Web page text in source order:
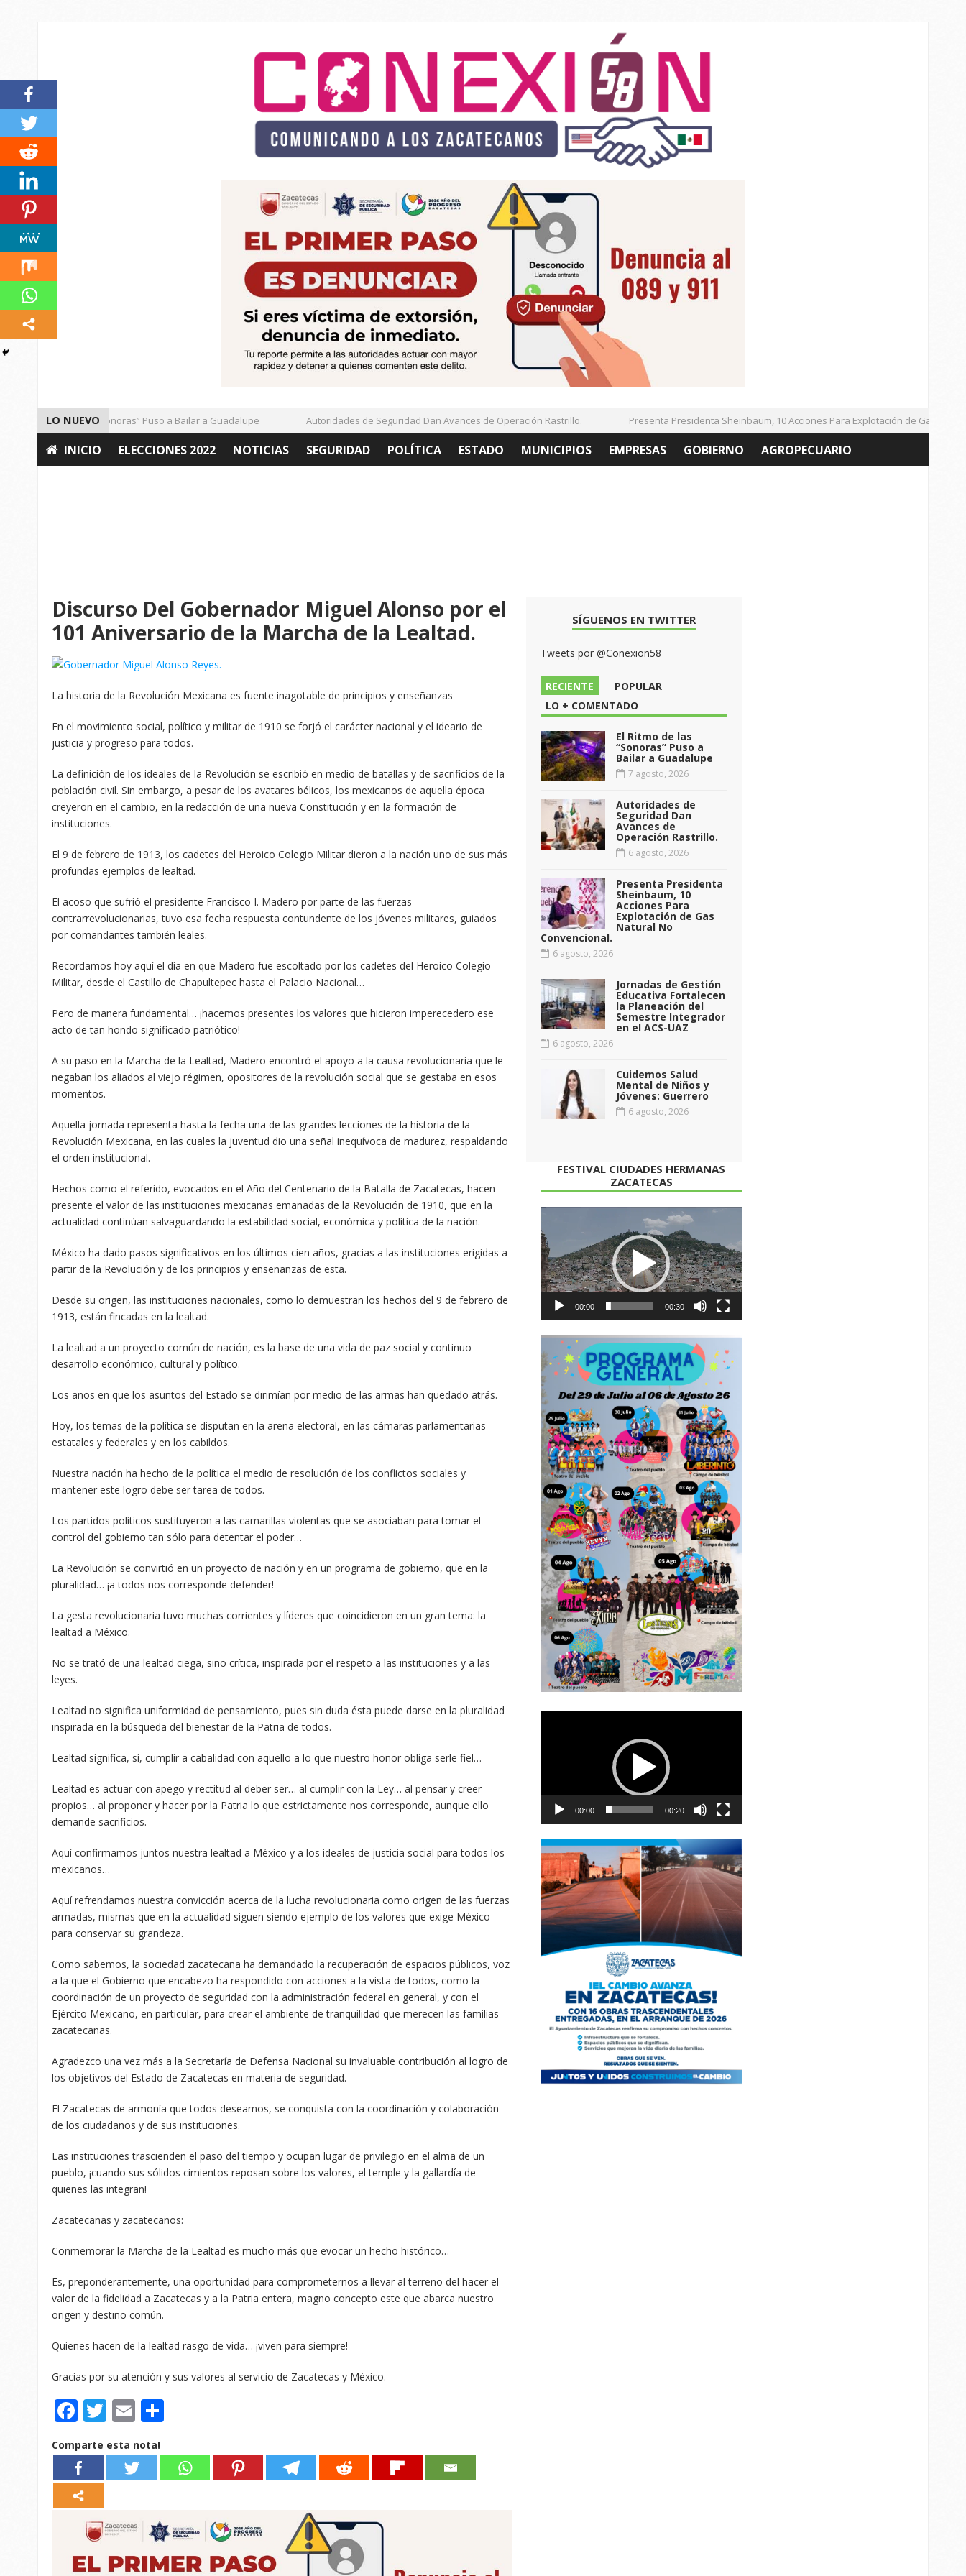
LO NUEVO
El Ritmo de las “Sonoras” Puso a Bailar a Guadalupe Autoridades de Seguridad Dan Avances de Operación Rastrillo. Presenta Presidenta Sheinbaum, 10 Acciones Para Explotación de Gas Natural
INICIO ELECCIONES 2022 NOTICIAS SEGURIDAD POLÍTICA ESTADO MUNICIPIOS EMPRESAS GOBIERNO AGROPECUARIO
Discurso Del Gobernador Miguel Alonso por el
101 Aniversario de la Marcha de la Lealtad.
La historia de la Revolución Mexicana es fuente inagotable de principios y enseñanzas
En el movimiento social, político y militar de 1910 se forjó el carácter nacional y el ideario de
justicia y progreso para todos.
La definición de los ideales de la Revolución se escribió en medio de batallas y de sacrificios de la
población civil. Sin embargo, a pesar de los avatares bélicos, los mexicanos de aquella época
creyeron en el cambio, en la redacción de una nueva Constitución y en la formación de
instituciones.
El 9 de febrero de 1913, los cadetes del Heroico Colegio Militar dieron a la nación uno de sus más
profundas ejemplos de lealtad.
El acoso que sufrió el presidente Francisco I. Madero por parte de las fuerzas
contrarrevolucionarias, tuvo esa fecha respuesta contundente de los jóvenes militares, guiados
por comandantes también leales.
Recordamos hoy aquí el día en que Madero fue escoltado por los cadetes del Heroico Colegio
Militar, desde el Castillo de Chapultepec hasta el Palacio Nacional…
Pero de manera fundamental… ¡hacemos presentes los valores que hicieron imperecedero ese
acto de tan hondo significado patriótico!
A su paso en la Marcha de la Lealtad, Madero encontró el apoyo a la causa revolucionaria que le
negaban los aliados al viejo régimen, opositores de la revolución social que se gestaba en esos
momentos.
Aquella jornada representa hasta la fecha una de las grandes lecciones de la historia de la
Revolución Mexicana, en las cuales la juventud dio una señal inequívoca de madurez, respaldando
el orden institucional.
Hechos como el referido, evocados en el Año del Centenario de la Batalla de Zacatecas, hacen
presente el valor de las instituciones mexicanas emanadas de la Revolución de 1910, que en la
actualidad continúan salvaguardando la estabilidad social, económica y política de la nación.
México ha dado pasos significativos en los últimos cien años, gracias a las instituciones erigidas a
partir de la Revolución y de los principios y enseñanzas de esta.
Desde su origen, las instituciones nacionales, como lo demuestran los hechos del 9 de febrero de
1913, están fincadas en la lealtad.
La lealtad a un proyecto común de nación, es la base de una vida de paz social y continuo
desarrollo económico, cultural y político.
Los años en que los asuntos del Estado se dirimían por medio de las armas han quedado atrás.
Hoy, los temas de la política se disputan en la arena electoral, en las cámaras parlamentarias
estatales y federales y en los cabildos.
Nuestra nación ha hecho de la política el medio de resolución de los conflictos sociales y
mantener este logro debe ser tarea de todos.
Los partidos políticos sustituyeron a las camarillas violentas que se asociaban para tomar el
control del gobierno tan sólo para detentar el poder…
La Revolución se convirtió en un proyecto de nación y en un programa de gobierno, que en la
pluralidad… ¡a todos nos corresponde defender!
La gesta revolucionaria tuvo muchas corrientes y líderes que coincidieron en un gran tema: la
lealtad a México.
No se trató de una lealtad ciega, sino crítica, inspirada por el respeto a las instituciones y a las
leyes.
Lealtad no significa uniformidad de pensamiento, pues sin duda ésta puede darse en la pluralidad
inspirada en la búsqueda del bienestar de la Patria de todos.
Lealtad significa, sí, cumplir a cabalidad con aquello a lo que nuestro honor obliga serle fiel…
Lealtad es actuar con apego y rectitud al deber ser… al cumplir con la Ley… al pensar y creer
propios… al proponer y hacer por la Patria lo que estrictamente nos corresponde, aunque ello
demande sacrificios.
Aquí confirmamos juntos nuestra lealtad a México y a los ideales de justicia social para todos los
mexicanos…
Aquí refrendamos nuestra convicción acerca de la lucha revolucionaria como origen de las fuerzas
armadas, mismas que en la actualidad siguen siendo ejemplo de los valores que exige México
para conservar su grandeza.
Como sabemos, la sociedad zacatecana ha demandado la recuperación de espacios públicos, voz
a la que el Gobierno que encabezo ha respondido con acciones a la vista de todos, como la
coordinación de un proyecto de seguridad con la administración federal en general, y con el
Ejército Mexicano, en particular, para crear el ambiente de tranquilidad que merecen las familias
zacatecanas.
Agradezco una vez más a la Secretaría de Defensa Nacional su invaluable contribución al logro de
los objetivos del Estado de Zacatecas en materia de seguridad.
El Zacatecas de armonía que todos deseamos, se conquista con la coordinación y colaboración
de los ciudadanos y de sus instituciones.
Las instituciones trascienden el paso del tiempo y ocupan lugar de privilegio en el alma de un
pueblo, ¡cuando sus sólidos cimientos reposan sobre los valores, el temple y la gallardía de
quienes las integran!
Zacatecanas y zacatecanos:
Conmemorar la Marcha de la Lealtad es mucho más que evocar un hecho histórico…
Es, preponderantemente, una oportunidad para comprometernos a llevar al terreno del hacer el
valor de la fidelidad a Zacatecas y a la Patria entera, magno concepto este que abarca nuestro
origen y destino común.
Quienes hacen de la lealtad rasgo de vida… ¡viven para siempre!
Gracias por su atención y sus valores al servicio de Zacatecas y México.
Facebook
Twitter
Email
Comparte esta nota!
SÍGUENOS EN TWITTER
Tweets por @Conexion58
RECIENTE
POPULAR
LO + COMENTADO
El Ritmo de las
“Sonoras” Puso a
Bailar a Guadalupe
7 agosto, 2026
Autoridades de
Seguridad Dan
Avances de
Operación Rastrillo.
6 agosto, 2026
Presenta Presidenta
Sheinbaum, 10
Acciones Para
Explotación de Gas
Natural No
Convencional.
6 agosto, 2026
Jornadas de Gestión
Educativa Fortalecen
la Planeación del
Semestre Integrador
en el ACS-UAZ
6 agosto, 2026
Cuidemos Salud
Mental de Niños y
Jóvenes: Guerrero
6 agosto, 2026
FESTIVAL CIUDADES HERMANAS
ZACATECAS
de
vídeo
00:00 00:30
00:00 00:20